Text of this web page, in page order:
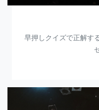
早押しクイズで正解す